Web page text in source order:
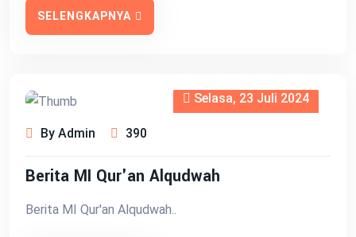
SELENGKAPNYA
Selasa, 23 Juli 2024
By Admin 390
Berita MI Qur'an Alqudwah
Berita MI Qur'an Alqudwah..